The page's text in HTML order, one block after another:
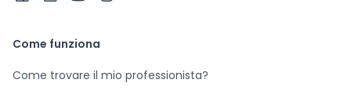
Come funziona
Come trovare il mio professionista?